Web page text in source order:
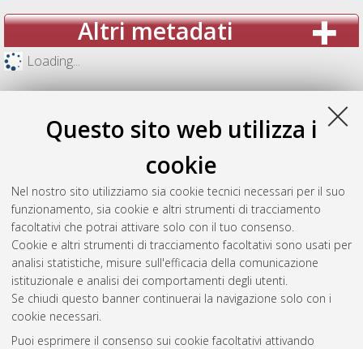
Questo sito web utilizza i
cookie
Nel nostro sito utilizziamo sia cookie tecnici necessari per il suo
funzionamento, sia cookie e altri strumenti di tracciamento
facoltativi che potrai attivare solo con il tuo consenso.
Cookie e altri strumenti di tracciamento facoltativi sono usati per
analisi statistiche, misure sull'efficacia della comunicazione
istituzionale e analisi dei comportamenti degli utenti.
Se chiudi questo banner continuerai la navigazione solo con i
cookie necessari.
Puoi esprimere il consenso sui cookie facoltativi attivando
Altri metadati
Loading...
Gestione del documento:
Atom